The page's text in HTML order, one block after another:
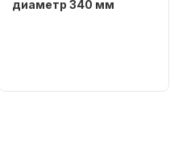
диаметр 340 мм